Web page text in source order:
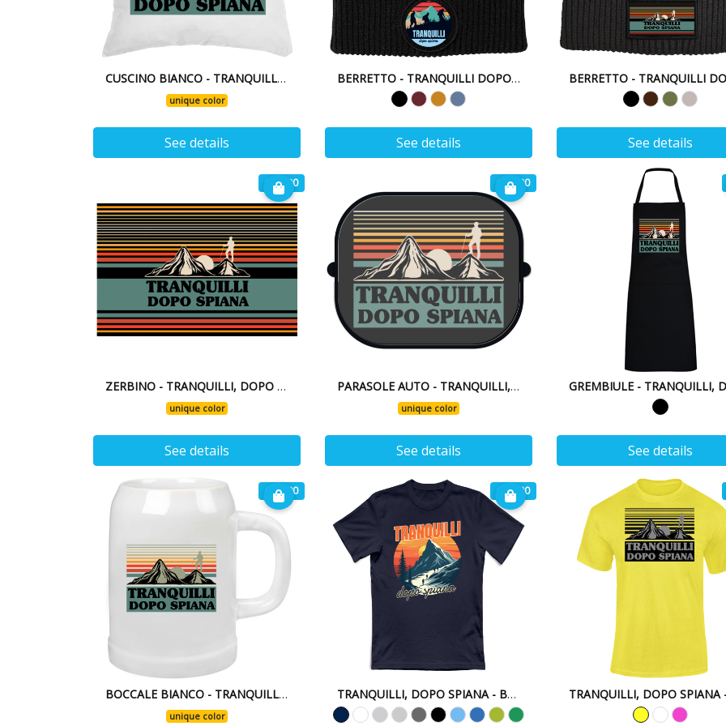
CUSCINO BIANCO - TRANQUILLI, DOPO SPIANA 24
unique color
See details
BERRETTO - TRANQUILLI DOPO SPIANA
See details See details
€ 19.90
ZERBINO - TRANQUILLI, DOPO SPIANA 24
unique color
See details
€ 14.90
PARASOLE AUTO - TRANQUILLI, DOPO SPIANA 24
unique color
See details See details
€ 15.90
BOCCALE BIANCO - TRANQUILLI, DOPO SPIANA 24
unique color
€ 19.90
TRANQUILLI, DOPO SPIANA - BUGIE DI MONTAGNA - 25